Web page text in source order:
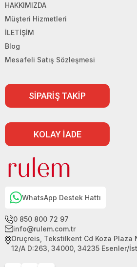
HAKKIMIZDA
Müşteri Hizmetleri
İLETİŞİM
Blog
Mesafeli Satış Sözleşmesi
SİPARİŞ TAKİP
KOLAY İADE
WhatsApp Destek Hattı
0 850 800 72 97
info@rulem.com.tr
Oruçreis, Tekstilkent Cd Koza Plaza
12/A D:263, 34000, 34235 Esenler/